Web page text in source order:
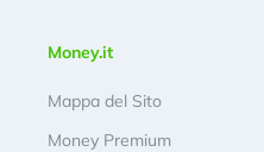
Money.it
Mappa del Sito
Money Premium